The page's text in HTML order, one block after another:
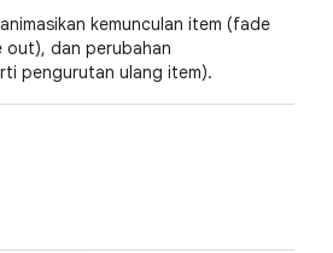
kemunculan item (fade
out), dan perubahan
pengurutan ulang item).